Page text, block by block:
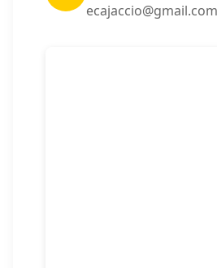
ecajaccio@gmail.com